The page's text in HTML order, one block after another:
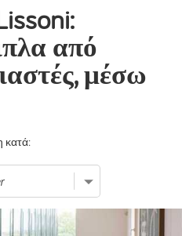
από
μέσω
κατά: